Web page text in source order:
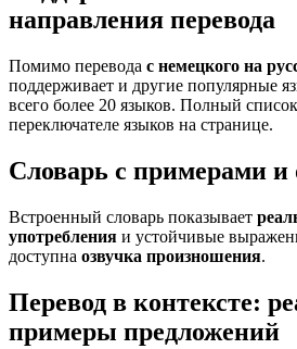
направления перевода
Помимо перевода с немецкого на
поддерживает и другие популярные
всего более 20 языков. Полный
переключателе языков на странице.
Словарь с примерами и
Встроенный словарь показывает
употребления и устойчивые
доступна озвучка произношения.
Перевод в контексте:
примеры предложений